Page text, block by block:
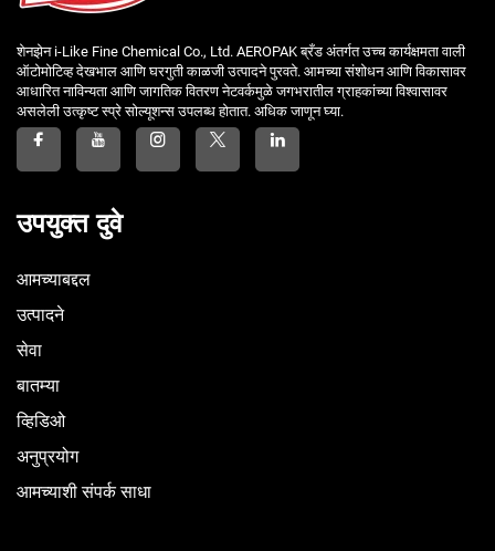
शेनझेन i-Like Fine Chemical Co., Ltd. AEROPAK ब्रँड अंतर्गत उच्च कार्यक्षमता वाली
ऑटोमोटिव्ह देखभाल आणि घरगुती काळजी उत्पादने पुरवते. आमच्या संशोधन आणि विकासावर
आधारित नाविन्यता आणि जागतिक वितरण नेटवर्कमुळे जगभरातील ग्राहकांच्या विश्वासावर
असलेली उत्कृष्ट स्प्रे सोल्यूशन्स उपलब्ध होतात. अधिक जाणून घ्या.
उपयुक्त दुवे
आमच्याबद्दल
उत्पादने
सेवा
बातम्या
व्हिडिओ
अनुप्रयोग
आमच्याशी संपर्क साधा